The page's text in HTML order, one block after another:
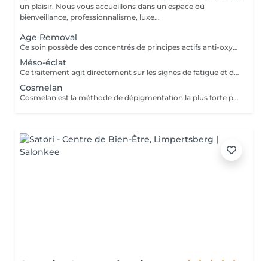
un plaisir. Nous vous accueillons dans un espace où
bienveillance, professionnalisme, luxe...
Age Removal
Ce soin possède des concentrés de principes actifs anti-oxydants et anti-rides. la formule concentrée de celui-ci prévient le vieillissement en procurant une hydratation et une régénération longue durée pour tous les types de rides, rides d'expression et les rides de gravité. La peau devient visiblement plus jeune, plus lisse, plus élastique et plus ferme. 1 soin : 135€ forfait 5 soins 610€
Méso-éclat
Ce traitement agit directement sur les signes de fatigue et de vieillissement de la peau, c'est un soin anti-âge puissant. Son action vise à favoriser les mécanismes de défense de l'organisme et le renouvellement cellulaire. Les rides et les imperfections de la peau sont éliminées et la peau récupère progressivement un aspect éclatant. 1 séance : 165€ Forfait 5 séances : 745€
Cosmelan
Cosmelan est la méthode de dépigmentation la plus forte permettant d'éliminer intégralement les taches les plus sévères et les resistances et évite leur réapparition. Il peut également être utilisé pour de l'anti-age Ce traitement unifie alors le teint et augmente l'éclat de la peau. Prix sur devis uniquement, merci de nous contacter :)